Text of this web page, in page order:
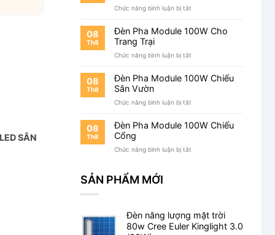
SÂN
Chức năng bình luận bị tắt
Pha
Module
Xe
08
Th8
Đèn Pha Module 100W Cho
Trang Trại
Chức năng bình luận bị tắt
Pha
Module
Trại
08
Th8
Đèn Pha Module 100W Chiếu
Sân Vườn
Chức năng bình luận bị tắt
Pha
Module
08
Th8
Đèn Pha Module 100W Chiếu
Cổng
Chức năng bình luận bị tắt
SẢN PHẨM MỚI
Đèn năng lượng mặt trời
80w Cree Euler Kinglight 3.0